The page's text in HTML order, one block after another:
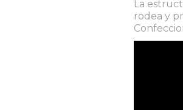
La
rodea y